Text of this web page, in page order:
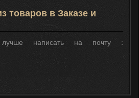
товаров в Заказе и
написать на почту :